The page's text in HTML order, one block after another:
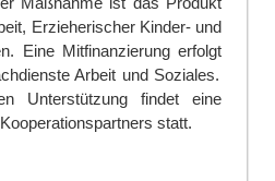
Erzieherischer Kinder- und
Eine Mitfinanzierungerfolgt
Arbeit und Soziales.
Unterstützung findeteine
statt.